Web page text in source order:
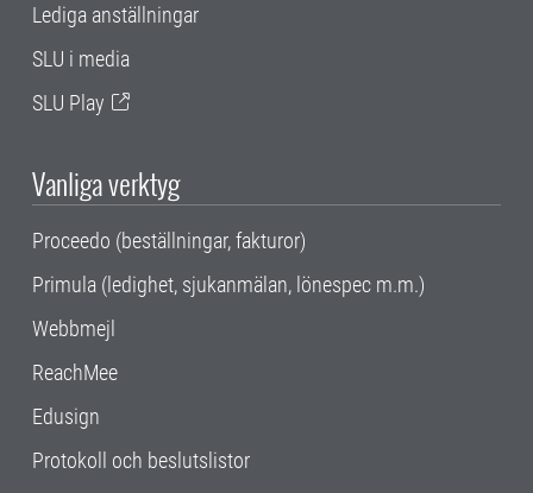
Lediga anställningar
SLU i media
SLU Play
Vanliga verktyg
Proceedo (beställningar, fakturor)
Primula (ledighet, sjukanmälan, lönespec m.m.)
Webbmejl
ReachMee
Edusign
Protokoll och beslutslistor